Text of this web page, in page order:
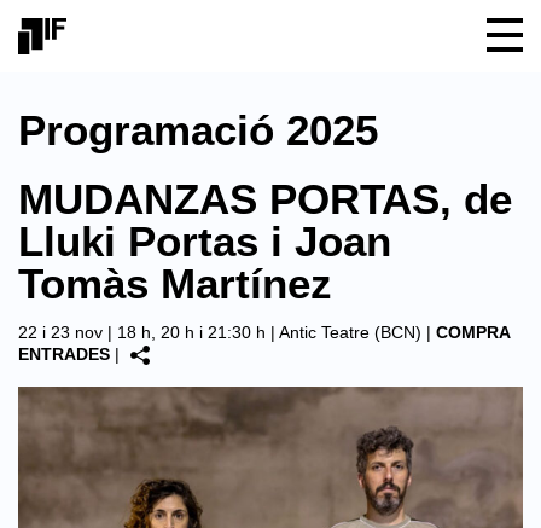
Programació 2025
MUDANZAS PORTAS, de
Lluki Portas i Joan
Tomàs Martínez
22 i 23 nov | 18 h, 20 h i 21:30 h | Antic Teatre (BCN) | COMPRA
ENTRADES |